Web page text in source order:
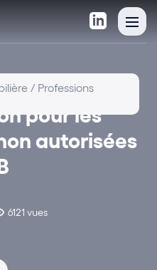
pour les
autorisées
6121 vues
/ Professions